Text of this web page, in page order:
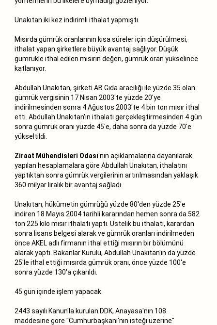
Unakıtan iki kez indirimli ithalat yapmıştı
Mısırda gümrük oranlarının kısa süreler için düşürülmesi,
ithalat yapan şirketlere büyük avantaj sağlıyor. Düşük
gümrükle ithal edilen mısırın değeri, gümrük oran yükselince
katlanıyor.
Abdullah Unakıtan, şirketi AB Gıda aracılığı ile yüzde 35 olan
gümrük vergisinin 17 Nisan 2003'te yüzde 20'ye
indirilmesinden sonra 4 Ağustos 2003'te 4 bin ton mısır ithal
etti. Abdullah Unakıtan'ın ithalatı gerçekleştirmesinden 4 gün
sonra gümrük oranı yüzde 45'e, daha sonra da yüzde 70'e
yükseltildi.
Ziraat Mühendisleri Odası'nın açıklamalarına dayanılarak
yapılan hesaplamalara göre Abdullah Unakıtan, ithalatını
yaptıktan sonra gümrük vergilerinin artırılmasından yaklaşık
360 milyar liralık bir avantaj sağladı.
Unakıtan, hükümetin gümrüğü yüzde 80'den yüzde 25'e
indiren 18 Mayıs 2004 tarihli kararından hemen sonra da 582
ton 225 kilo mısır ithalatı yaptı. Üstelik bu ithalatı, karardan
sonra lisans belgesi alarak ve gümrük oranları indirilmeden
önce AKEL adlı firmanın ithal ettiği mısırın bir bölümünü
alarak yaptı. Bakanlar Kurulu, Abdullah Unakıtan'ın da yüzde
25'le ithal ettiği mısırda gümrük oranı, önce yüzde 100'e
sonra yüzde 130'a çıkarıldı.
45 gün içinde işlem yapacak
2443 sayılı Kanun'la kurulan DDK, Anayasa'nın 108.
maddesine göre "Cumhurbaşkanı'nın isteği üzerine"